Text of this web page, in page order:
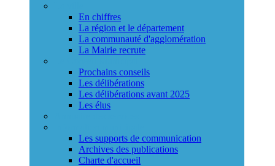
En chiffres
La région et le département
La communauté d'agglomération
La Mairie recrute
Prochains conseils
Les délibérations
Les délibérations avant 2025
Les élus
Les supports de communication
Archives des publications
Charte d'accueil